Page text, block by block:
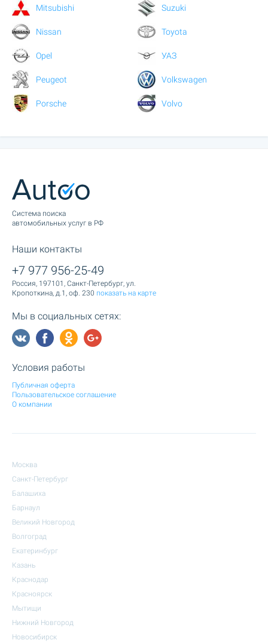
Mitsubishi
Nissan
Opel
Peugeot
Porsche
Suzuki
Toyota
УАЗ
Volkswagen
Volvo
Cистема поиска
автомобильных услуг в РФ
Наши контакты
+7 977 956-25-49
Россия, 197101, Санкт-Петербург, ул.
Кропоткина, д.1, оф. 230 показать на карте
Мы в социальных сетях:
Условия работы
Публичная оферта
Пользовательское соглашение
О компании
Москва
Санкт-Петербург
Балашиха
Барнаул
Великий Новгород
Волгоград
Екатеринбург
Казань
Краснодар
Красноярск
Мытищи
Нижний Новгород
Новосибирск